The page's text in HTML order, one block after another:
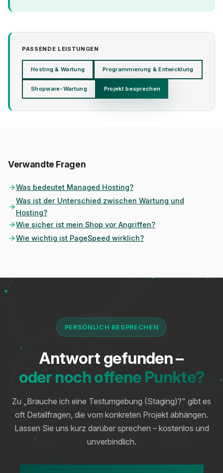
PASSENDE LEISTUNGEN
Hosting & Wartung Programmierung & Entwicklung
Shopware-Wartung Projekt besprechen
Verwandte Fragen
Was bedeutet Managed Hosting?
Was ist der Unterschied zwischen Wartung und
Hosting?
Wie sicher ist mein Shop vor Angriffen?
Wie wichtig ist PageSpeed wirklich?
PERSÖNLICH BESPRECHEN
Antwort gefunden –
oder noch offene Punkte?
Zu „Brauche ich eine Testumgebung (Staging)?" gibt es
oft Detailfragen, die vom konkreten Projekt abhängen.
Lassen Sie uns kurz darüber sprechen – kostenlos und
unverbindlich.